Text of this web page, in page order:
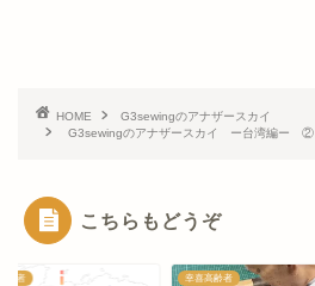
HOME
G3sewingのアナザースカイ
G3sewingのアナザースカイ ー台湾編ー ②
こちらもどうぞ
齢者 G3sewingの日々